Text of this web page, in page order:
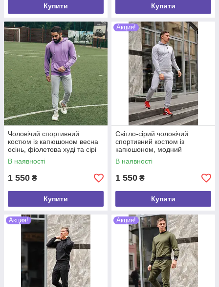
Купити Купити
Чоловічий спортивний
костюм із капюшоном весна
осінь, фіолетова худі та сірі
штани хб від виробника
В наявності
1 550 ₴
Купити
Акция!
Світло-сірий чоловічий
спортивний костюм із
капюшоном, модний
повсякденний спорткотюм
бавовна осінній і весняний
В наявності
1 550 ₴
Купити
Акция! Акция!